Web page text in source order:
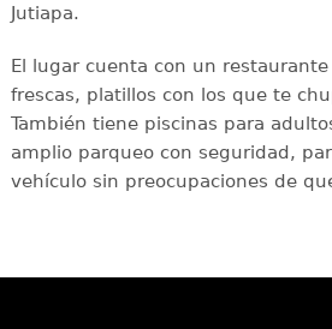
Jutiapa.
El lugar cuenta con un
frescas, platillos con los que te
También tiene piscinas para
amplio parqueo con seguridad,
vehículo sin preocupaciones de